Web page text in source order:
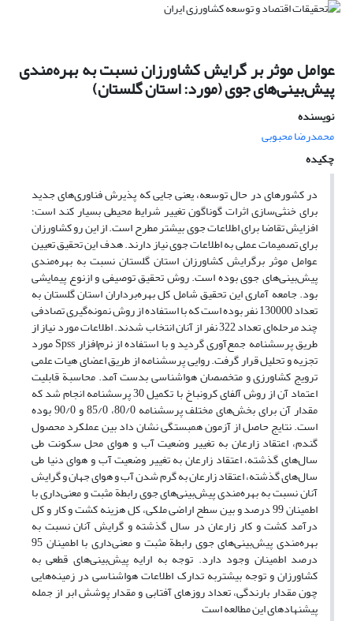
عوامل موثر بر گرایش کشاورزان نسبت به بهره‌مندی
پیش‌بینی‌های جوی (مورد: استان گلستان)
نویسنده
محمدرضا محبوبی
چکیده
در کشورهای در حال توسعه، یعنی جایی که پذیرش فناوری‌های جدید
برای خنثی‌سازی اثرات گوناگون تغییر شرایط محیطی بسیار کند است؛
افزایش تقاضا برای اطلاعات جوی بیشتر مطرح است. از این رو کشاورزان
برای تصمیمات عملی به اطلاعات جوی نیاز دارند. هدف این تحقیق تعیین
عوامل موثر برگرایش کشاورزان استان گلستان نسبت به بهره‌مندی
پیش‌بینی‌های جوی بوده است. روش تحقیق توصیفی و ازنوع پیمایشی
بود. جامعه آماری این تحقیق شامل کل بهره‌برداران استان گلستان به
تعداد 130000 نفر بوده است که با استفاده از روش نمونه‌گیری تصادفی
چند مرحله‌ای تعداد 322 نفر از آنان انتخاب شدند. اطلاعات مورد نیاز از
طریق پرسشنامه جمع‌آوری گردید و با استفاده از نرم‌افزار Spss مورد
تجزیه و تحلیل قرار گرفت. روایی پرسشنامه از طریق اعضای هیات علمی
ترویج کشاورزی و متخصصان هواشناسی بدست آمد. محاسبة قابلیت
اعتماد آن از روش آلفای کرونباخ با تکمیل 30 پرسشنامه انجام شد که
مقدار آن برای بخش‌های مختلف پرسشنامه 80/0، 85/0 و 90/0 بوده
است. نتایج حاصل از آزمون همبستگی نشان داد بین عملکرد محصول
گندم، اعتقاد زارعان به تغییر وضعیت آب‌ و هوای ‌محل ‌سکونت ‌طی
‌سال‌های ‌گذشته، اعتقاد زارعان به تغییر وضعیت آب و هوای دنیا طی
سال‌های گذشته، اعتقاد زارعان به گرم شدن آب و هوای جهان و گرایش
آنان نسبت به بهره‌مندی پیش‌بینی‌های جوی رابطة مثبت و معنی‌داری با
اطمینان 99 درصد و بین سطح اراضی ملکی، کل هزینه کشت و کار و کل
درآمد کشت و کار زارعان در سال گذشته و گرایش آنان نسبت به
بهره‌مندی پیش‌بینی‌های جوی رابطة مثبت و معنی‌داری با اطمینان 95
درصد اطمینان وجود دارد. توجه به ارایه پیش‌بینی‌های قطعی به
کشاورزان و توجه بیشتربه تدارک اطلاعات هواشناسی در زمینه‌هایی
چون مقدار بارندگی، تعداد روزهای آفتابی و مقدار پوشش ابر از جمله
پیشنهادهای این مطالعه است